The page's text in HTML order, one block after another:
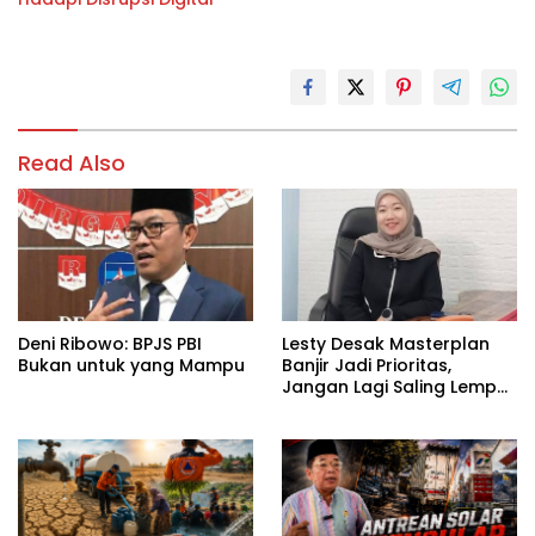
Read Also
Deni Ribowo: BPJS PBI
Bukan untuk yang Mampu
Lesty Desak Masterplan
Banjir Jadi Prioritas,
Jangan Lagi Saling Lempar